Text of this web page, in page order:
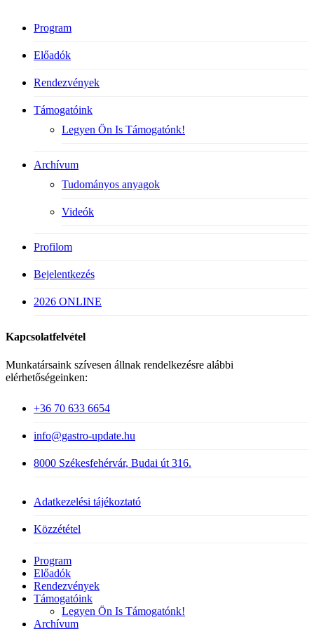
Program
Előadók
Rendezvények
Támogatóink
Legyen Ön Is Támogatónk!
Archívum
Tudományos anyagok
Videók
Profilom
Bejelentkezés
2026 ONLINE
Kapcsolatfelvétel
Munkatársaink szívesen állnak rendelkezésre alábbi
elérhetőségeinken:
+36 70 633 6654
info@gastro-update.hu
8000 Székesfehérvár, Budai út 316.
Adatkezelési tájékoztató
Közzététel
Close
Menu
Program
Előadók
Rendezvények
Támogatóink
Legyen Ön Is Támogatónk!
Archívum